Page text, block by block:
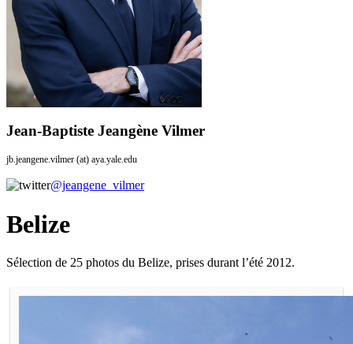
Jean-Baptiste Jeangène Vilmer
jb.jeangene.vilmer (at) aya.yale.edu
@jeangene_vilmer
Belize
Sélection de 25 photos du Belize, prises durant l’été 2012.